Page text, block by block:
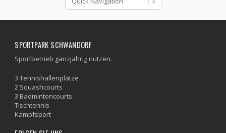
SPORTPARK SCHWANDORF
Sportbetrieb ganzjährig nutzen.
3 Tennishallenplätze
2 Squashcourts
3 Badmintoncourts
Tischtennis
Kampfsport